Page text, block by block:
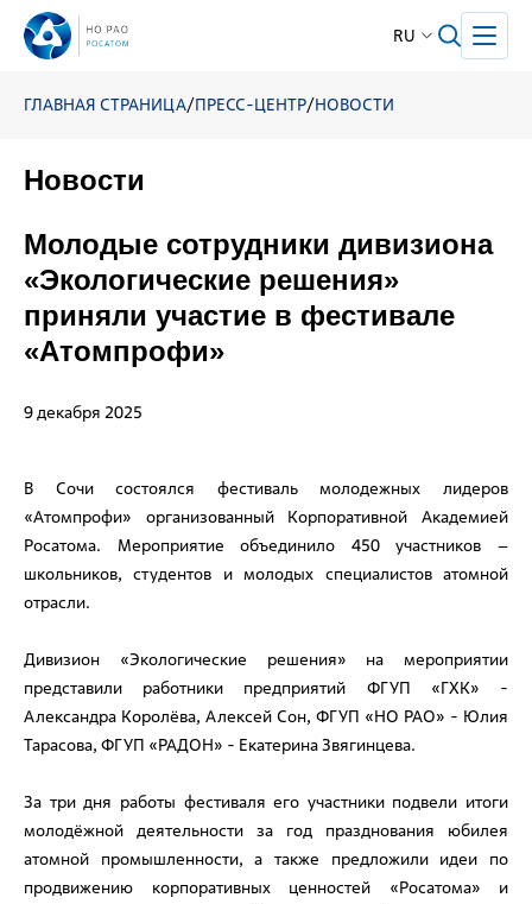
RU
ГЛАВНАЯ СТРАНИЦА/ПРЕСС-ЦЕНТР/НОВОСТИ
Новости
Молодые сотрудники дивизиона
«Экологические решения»
приняли участие в фестивале
«Атомпрофи»
9 декабря 2025
В Сочи состоялся фестиваль молодежных лидеров
«Атомпрофи» организованный Корпоративной Академией
Росатома. Мероприятие объединило 450 участников –
школьников, студентов и молодых специалистов атомной
отрасли.
Дивизион «Экологические решения» на мероприятии
представили работники предприятий ФГУП «ГХК» -
Александра Королёва, Алексей Сон, ФГУП «НО РАО» - Юлия
Тарасова, ФГУП «РАДОН» - Екатерина Звягинцева.
За три дня работы фестиваля его участники подвели итоги
молодёжной деятельности за год празднования юбилея
атомной промышленности, а также предложили идеи по
продвижению корпоративных ценностей «Росатома» и